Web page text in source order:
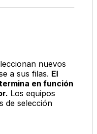
TwitterFacebook
LinkedIn
Email
nuevos
a sus filas. El
en función
Los equipos
de selección